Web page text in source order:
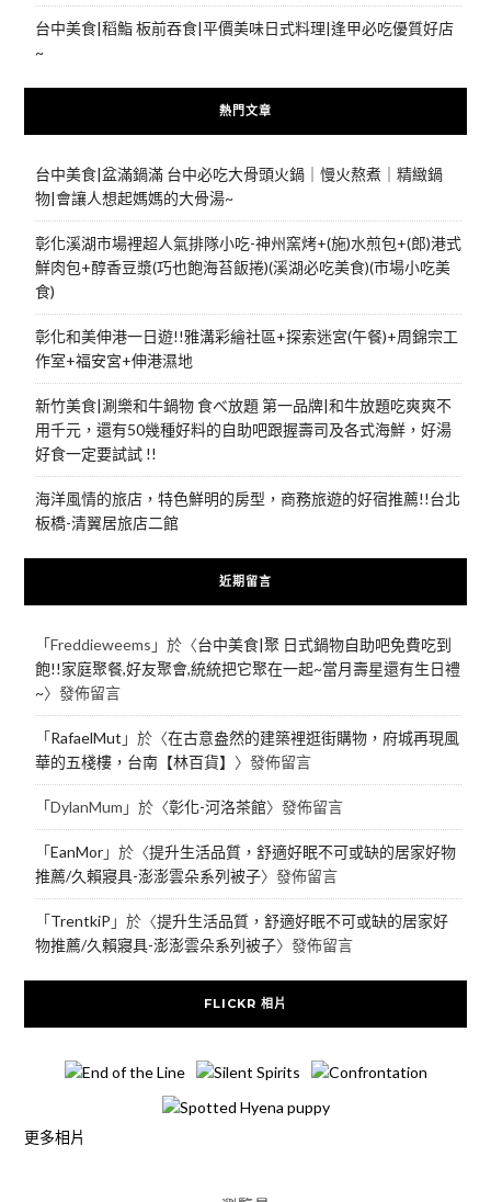
台中美食|稻鮨 板前吞食|平價美味日式料理|逢甲必吃優質好店
~
熱門文章
台中美食|盆滿鍋滿 台中必吃大骨頭火鍋｜慢火熬煮｜精緻鍋
物|會讓人想起媽媽的大骨湯~
彰化溪湖市場裡超人氣排隊小吃-神州窯烤+(施)水煎包+(郎)港式
鮮肉包+醇香豆漿(巧也飽海苔飯捲)(溪湖必吃美食)(市場小吃美
食)
彰化和美伸港一日遊!!雅溝彩繪社區+探索迷宮(午餐)+周錦宗工
作室+福安宮+伸港濕地
新竹美食|涮樂和牛鍋物 食べ放題 第一品牌|和牛放題吃爽爽不
用千元，還有50幾種好料的自助吧跟握壽司及各式海鮮，好湯
好食一定要試試 !!
海洋風情的旅店，特色鮮明的房型，商務旅遊的好宿推薦!!台北
板橋-清翼居旅店二館
近期留言
「Freddieweems 」於〈台中美食|聚 日式鍋物自助吧免費吃到
飽!!家庭聚餐,好友聚會,統統把它聚在一起~當月壽星還有生日禮
~〉發佈留言
「RafaelMut 」於〈在古意盎然的建築裡逛街購物，府城再現風
華的五棧樓，台南【林百貨】 〉發佈留言
「DylanMum 」於〈彰化-河洛茶館〉發佈留言
「EanMor」於〈提升生活品質，舒適好眠不可或缺的居家好物
推薦/久賴寢具-澎澎雲朵系列被子〉發佈留言
「TrentkiP 」於〈提升生活品質，舒適好眠不可或缺的居家好
物推薦/久賴寢具-澎澎雲朵系列被子〉發佈留言
FLICKR 相片
更多相片